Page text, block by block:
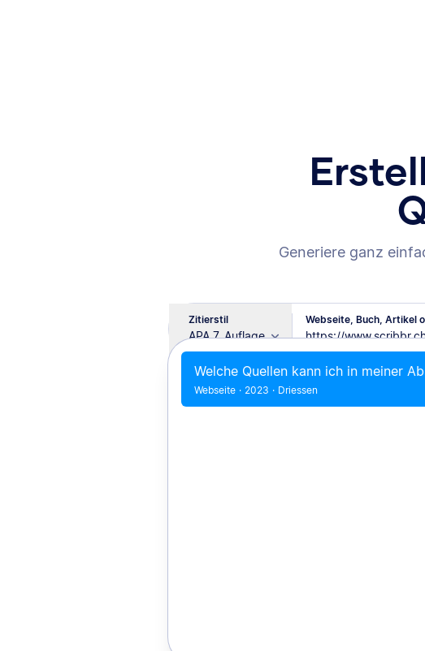
Generiere ganz
Webseite, Buch, Artikel
Zitierstil
APA 7. Auflage
Welche Quellen kann ich in meiner
Webseite · 2023 · Driessen